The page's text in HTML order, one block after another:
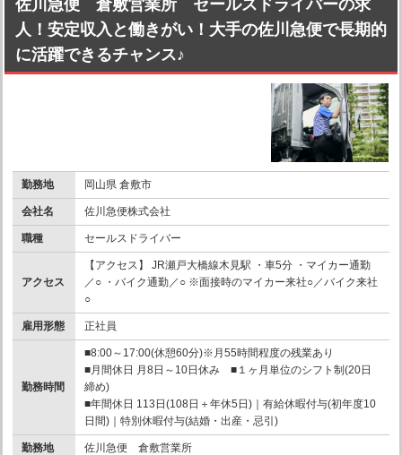
佐川急便 倉敷営業所 セールスドライバーの求
人！安定収入と働きがい！大手の佐川急便で長期的
に活躍できるチャンス♪
勤務地 岡山県 倉敷市
会社名 佐川急便株式会社
職種 セールスドライバー
アクセス
【アクセス】 JR瀬戸大橋線木見駅 ・車5分 ・マイカー通勤
／○ ・バイク通勤／○ ※面接時のマイカー来社○／バイク来社
○
雇用形態 正社員
勤務時間
■8:00～17:00(休憩60分)※月55時間程度の残業あり
■月間休日 月8日～10日休み ■１ヶ月単位のシフト制(20日
締め)
■年間休日 113日(108日＋年休5日)｜有給休暇付与(初年度10
日間)｜特別休暇付与(結婚・出産・忌引)
勤務地 佐川急便 倉敷営業所